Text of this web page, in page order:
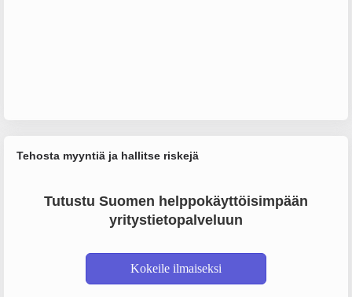
Tehosta myyntiä ja hallitse riskejä
Tutustu Suomen helppokäyttöisimpään
yritystietopalveluun
Kokeile ilmaiseksi